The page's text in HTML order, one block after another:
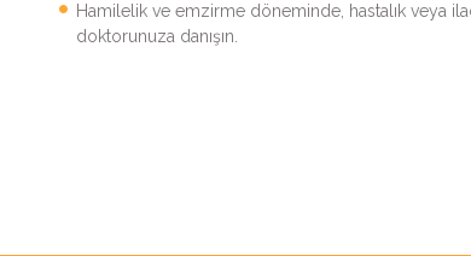
Hamilelik ve emzirme döneminde, hastalık veya
doktorunuza danışın.